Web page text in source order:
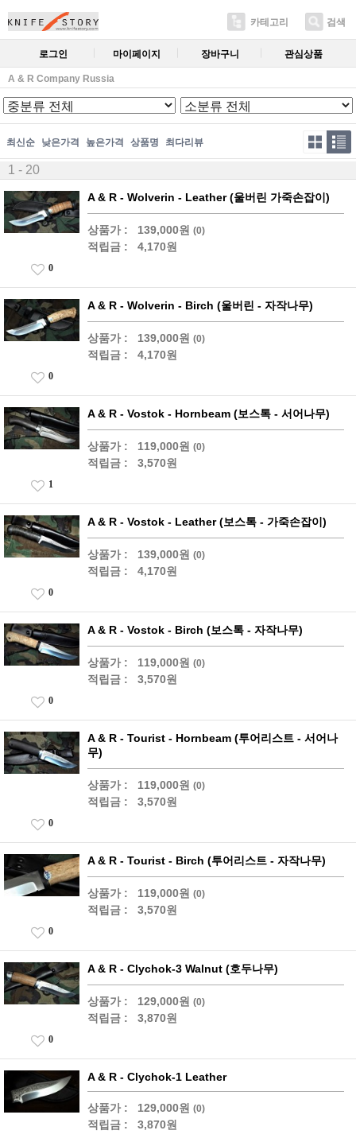
카테고리 검색
로그인 마이페이지 장바구니 관심상품
A & R Company Russia
최신순 낮은가격 높은가격 상품명 최다리뷰
1 - 20
A & R - Wolverin - Leather (울버린 가죽손잡이)
상품가 : 139,000원 (0)
적립금 : 4,170원
0
A & R - Wolverin - Birch (울버린 - 자작나무)
상품가 : 139,000원 (0)
적립금 : 4,170원
0
A & R - Vostok - Hornbeam (보스톡 - 서어나무)
상품가 : 119,000원 (0)
적립금 : 3,570원
1
A & R - Vostok - Leather (보스톡 - 가죽손잡이)
상품가 : 139,000원 (0)
적립금 : 4,170원
0
A & R - Vostok - Birch (보스톡 - 자작나무)
상품가 : 119,000원 (0)
적립금 : 3,570원
0
A & R - Tourist - Hornbeam (투어리스트 - 서어나
무)
상품가 : 119,000원 (0)
적립금 : 3,570원
0
A & R - Tourist - Birch (투어리스트 - 자작나무)
상품가 : 119,000원 (0)
적립금 : 3,570원
0
A & R - Clychok-3 Walnut (호두나무)
상품가 : 129,000원 (0)
적립금 : 3,870원
0
A & R - Clychok-1 Leather
상품가 : 129,000원 (0)
적립금 : 3,870원